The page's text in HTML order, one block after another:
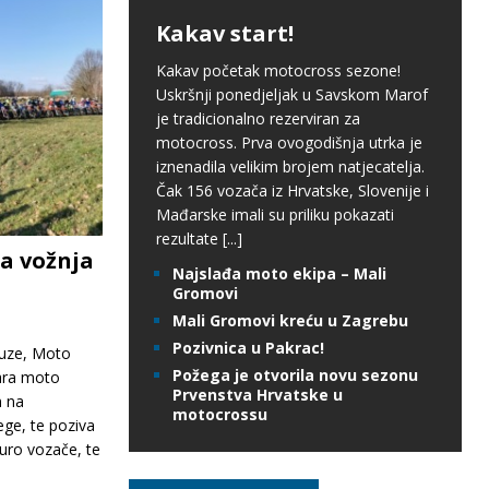
vožnja
Moto
moto
na
te poziva
vozače, te
Kakav start!
Kakav početak motocross sezone!
Uskršnji ponedjeljak u Savskom Marof
je tradicionalno rezerviran za
motocross. Prva ovogodišnja utrka je
iznenadila velikim brojem natjecatelja.
Čak 156 vozača iz Hrvatske, Slovenije i
Mađarske imali su priliku pokazati
rezultate [...]
Najslađa moto ekipa – Mali
Gromovi
Mali Gromovi kreću u Zagrebu
Pozivnica u Pakrac!
Požega je otvorila novu sezonu
Prvenstva Hrvatske u
motocrossu